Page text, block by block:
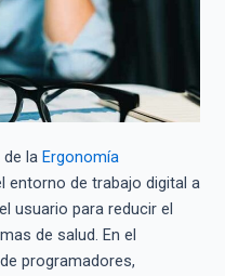
la Ergonomía
entorno de trabajo digital a
usuario para reducir el
de salud. En el
programadores,